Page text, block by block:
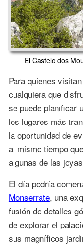
El Castelo dos
Para quienes
cualquiera que
se puede planificar
los lugares más
la oportunidad de
al mismo tiempo
algunas de las
El día podría
Monserrate, una
fusión de detalles
de explorar el
sus magníficos